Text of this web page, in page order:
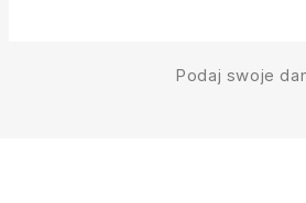
Podaj swoje